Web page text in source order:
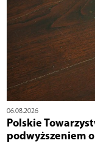
06.08.2026
Polskie
podwyższeniem